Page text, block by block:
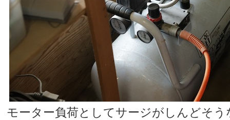
モーター負荷としてサージがしんどそ